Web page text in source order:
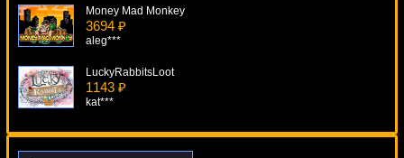
Money Mad Monkey
3694 ₽
aleg***
LuckyRabbitsLoot
1143 ₽
kat***
Fat Lady Sings
1130 ₽